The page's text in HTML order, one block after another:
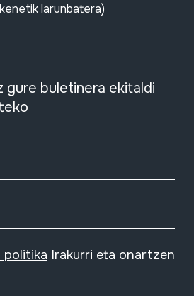
larunbatera)
gure buletinera ekitaldi
politika Irakurri eta onartzen